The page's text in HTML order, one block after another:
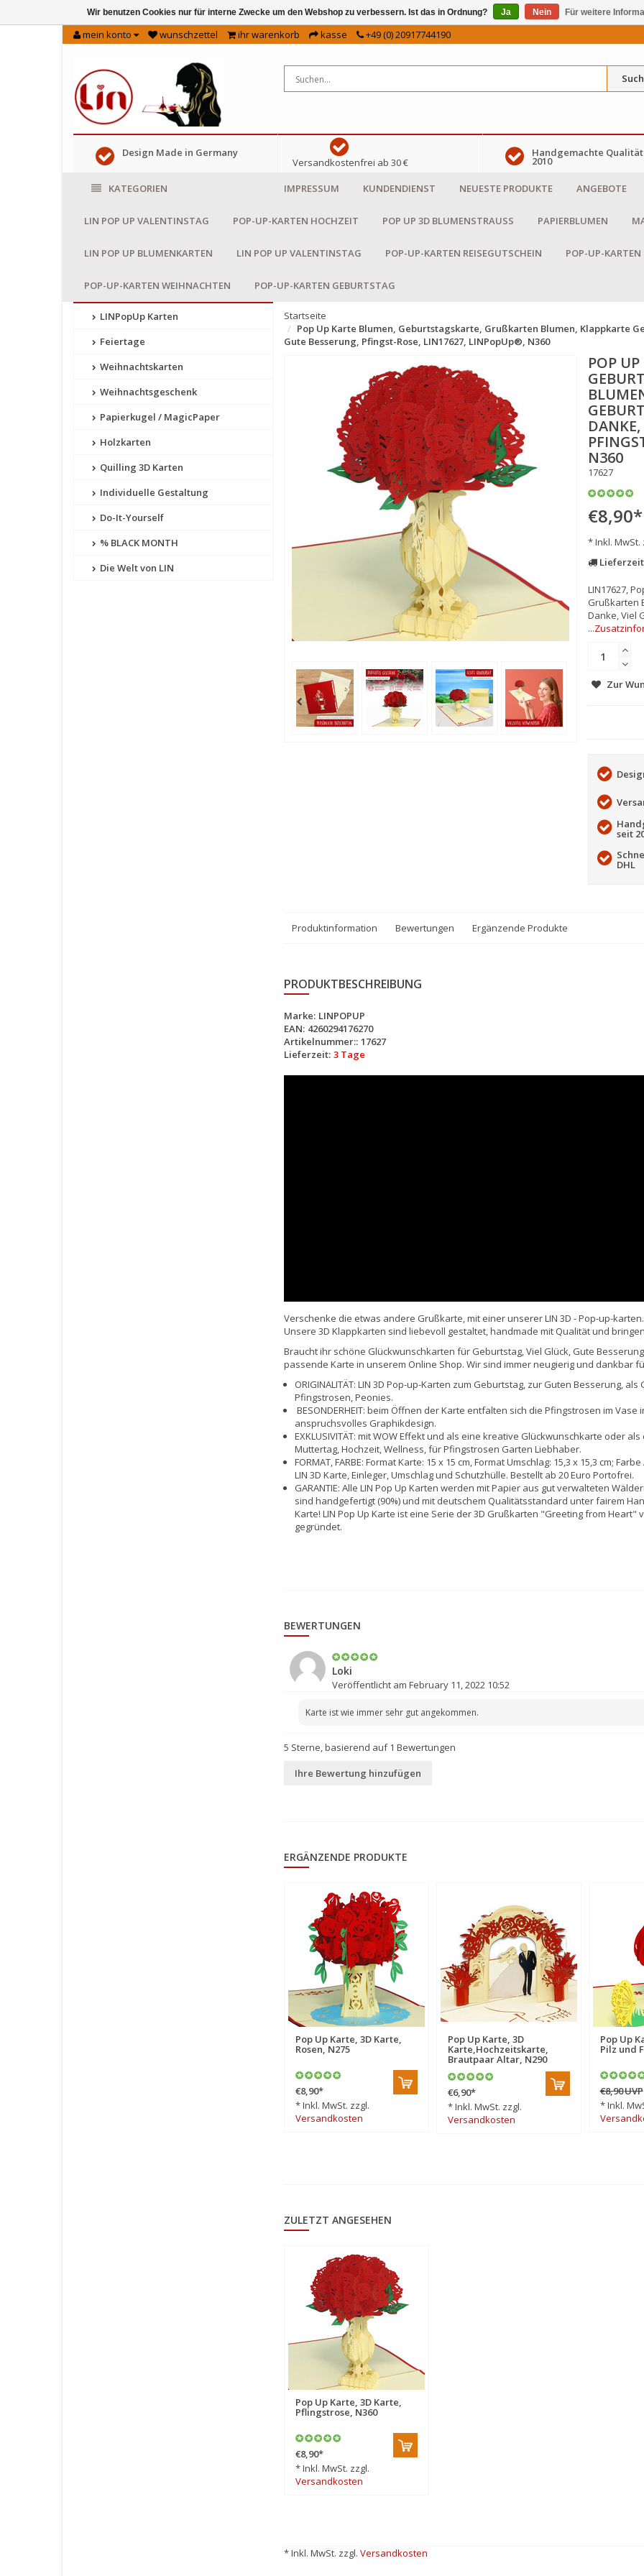
mein konto wunschzettel ihr warenkorb kasse +49 (0) 20917744190
Design Made in Germany
Versandkostenfrei ab 30 €
Handgemachte
2010
KATEGORIEN IMPRESSUM KUNDENDIENST NEUESTE PRODUKTE ANGEBOTE
LIN POP UP VALENTINSTAG POP-UP-KARTEN HOCHZEIT POP UP 3D BLUMENSTRAUSS PAPIERBLUMEN
LIN POP UP BLUMENKARTEN LIN POP UP VALENTINSTAG POP-UP-KARTEN REISEGUTSCHEIN POP-UP-
POP-UP-KARTEN WEIHNACHTEN POP-UP-KARTEN GEBURTSTAG
LINPopUp Karten
Feiertage
Weihnachtskarten
Weihnachtsgeschenk
Papierkugel / MagicPaper
Holzkarten
Quilling 3D Karten
Individuelle Gestaltung
Do-It-Yourself
% BLACK MONTH
Die Welt von LIN
Startseite
Pop Up Karte Blumen, Geburtstagskarte, Grußkarten Blumen, Klappkarte
Gute Besserung, Pfingst-Rose, LIN17627, LINPopUp®, N360
POP
ANKE,
360
17627
€8,90*
* Inkl.
LIN17627,
Grußkarten
Danke, Viel
...
Zur
seit
DHL
Produktinformation Bewertungen Ergänzende Produkte
PRODUKTBESCHREIBUNG
Marke: LINPOPUP
EAN: 4260294176270
Artikelnummer:: 17627
Lieferzeit: 3 Tage
Verschenke die etwas andere Grußkarte, mit einer unserer LIN 3D - Pop-up-karten.
Unsere 3D Klappkarten sind liebevoll gestaltet, handmade mit Qualität und
Braucht ihr schöne Glückwunschkarten für Geburtstag, Viel Glück, Gute
passende Karte in unserem Online Shop. Wir sind immer neugierig und dankbar
ORIGINALITÄT: LIN 3D Pop-up-Karten zum Geburtstag, zur Guten Besserung,
Pfingstrosen, Peonies.
BESONDERHEIT: beim Öffnen der Karte entfalten sich die Pfingstrosen im
anspruchsvolles Graphikdesign.
EXKLUSIVITÄT: mit WOW Effekt und als eine kreative Glückwunschkarte oder
Muttertag, Hochzeit, Wellness, für Pfingstrosen Garten Liebhaber.
FORMAT, FARBE: Format Karte: 15 x 15 cm, Format Umschlag: 15,3 x 15,3 cm;
LIN 3D Karte, Einleger, Umschlag und Schutzhülle. Bestellt ab 20 Euro Portofrei.
GARANTIE: Alle LIN Pop Up Karten werden mit Papier aus gut verwalteten
sind handgefertigt (90%) und mit deutschem Qualitätsstandard unter fairem
Karte! LIN Pop Up Karte ist eine Serie der 3D Grußkarten "Greeting from Heart"
gegründet.
BEWERTUNGEN
Loki
Veröffentlicht am February 11, 2022 10:52
Karte ist wie immer sehr gut angekommen.
5 Sterne, basierend auf1 Bewertungen
Ihre Bewertung hinzufügen
ERGÄNZENDE PRODUKTE
Pop Up Karte, 3D Karte,
Rosen, N275
€8,90*
* Inkl. MwSt. zzgl.
Versandkosten
Pop Up Karte, 3D
Karte,Hochzeitskarte,
Brautpaar Altar, N290
€6,90*
* Inkl. MwSt. zzgl.
Versandkosten
Pop Up
Pilz und
€8,90UVP
* Inkl.
ZULETZT ANGESEHEN
Pop Up Karte, 3D Karte,
Pflingstrose, N360
€8,90*
* Inkl. MwSt. zzgl.
Versandkosten
* Inkl. MwSt. zzgl. Versandkosten
Wir benutzen Cookies nur für interne Zwecke um den Webshop zu verbessern. Ist das in Ordnung? Ja Nein Für weitere